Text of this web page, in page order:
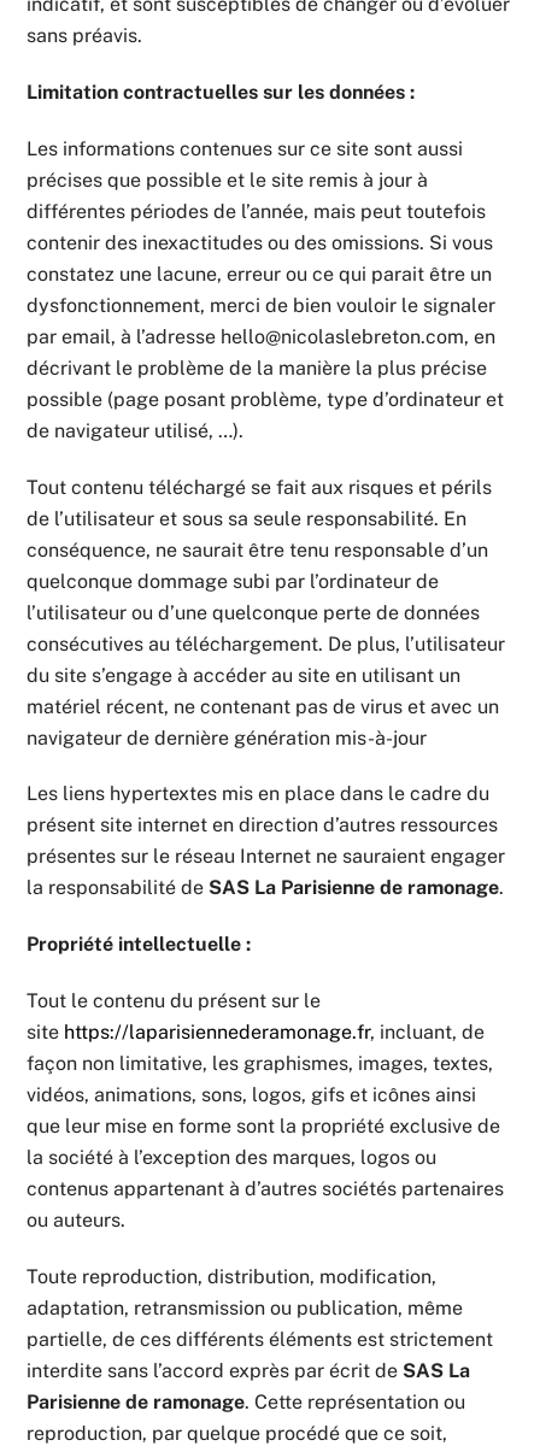
sans préavis.
Limitation contractuelles sur les données :
Les informations contenues sur ce site sont aussi
précises que possible et le site remis à jour à
différentes périodes de l’année, mais peut toutefois
contenir des inexactitudes ou des omissions. Si vous
constatez une lacune, erreur ou ce qui parait être un
dysfonctionnement, merci de bien vouloir le signaler
par email, à l’adresse hello@nicolaslebreton.com, en
décrivant le problème de la manière la plus précise
possible (page posant problème, type d’ordinateur et
de navigateur utilisé, …).
Tout contenu téléchargé se fait aux risques et périls
de l’utilisateur et sous sa seule responsabilité. En
conséquence, ne saurait être tenu responsable d’un
quelconque dommage subi par l’ordinateur de
l’utilisateur ou d’une quelconque perte de données
consécutives au téléchargement. De plus, l’utilisateur
du site s’engage à accéder au site en utilisant un
matériel récent, ne contenant pas de virus et avec un
navigateur de dernière génération mis-à-jour
Les liens hypertextes mis en place dans le cadre du
présent site internet en direction d’autres ressources
présentes sur le réseau Internet ne sauraient engager
la responsabilité de SAS La Parisienne de ramonage.
Propriété intellectuelle :
Tout le contenu du présent sur le
site https://laparisiennederamonage.fr, incluant, de
façon non limitative, les graphismes, images, textes,
vidéos, animations, sons, logos, gifs et icônes ainsi
que leur mise en forme sont la propriété exclusive de
la société à l’exception des marques, logos ou
contenus appartenant à d’autres sociétés partenaires
ou auteurs.
Toute reproduction, distribution, modification,
adaptation, retransmission ou publication, même
partielle, de ces différents éléments est strictement
interdite sans l’accord exprès par écrit de SAS La
Parisienne de ramonage. Cette représentation ou
reproduction, par quelque procédé que ce soit,